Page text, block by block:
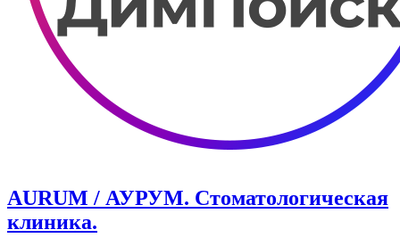
AURUM / АУРУМ. Стоматологическая
клиника.